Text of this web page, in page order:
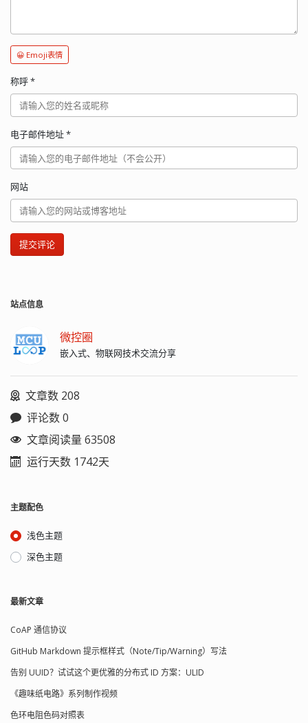
😀 Emoji表情
称呼*
电子邮件地址*
网站
提交评论
站点信息
微控圈
嵌入式、物联网技术交流分享
文章数 208
评论数 0
文章阅读量 63508
运行天数 1742天
主题配色
浅色主题
深色主题
最新文章
CoAP 通信协议
GitHub Markdown 提示框样式（Note/Tip/Warning）写法
告别 UUID？试试这个更优雅的分布式 ID 方案：ULID
《趣味纸电路》系列制作视频
色环电阻色码对照表